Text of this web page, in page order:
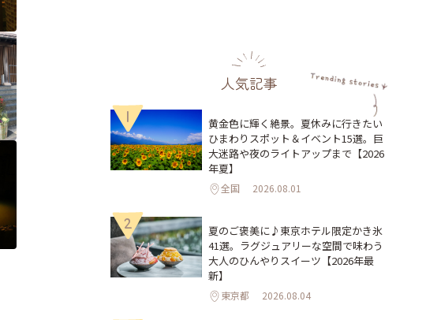
人気記事
1
黄金色に輝く絶景。夏休みに行きたい
ひまわりスポット＆イベント15選。巨
大迷路や夜のライトアップまで【2026
年夏】
全国 2026.08.01
2
夏のご褒美に♪東京ホテル限定かき氷
41選。ラグジュアリーな空間で味わう
大人のひんやりスイーツ【2026年最
新】
東京都 2026.08.04